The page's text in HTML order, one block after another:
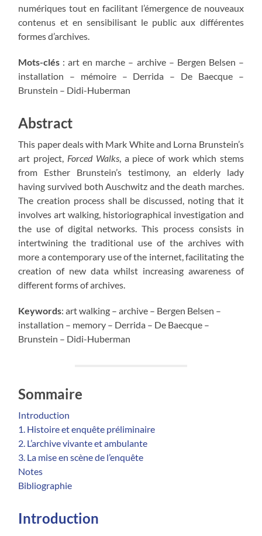
numériques tout en facilitant l’émergence de nouveaux
contenus et en sensibilisant le public aux différentes
formes d’archives.
Mots-clés : art en marche – archive – Bergen Belsen –
installation – mémoire – Derrida – De Baecque –
Brunstein – Didi-Huberman
Abstract
This paper deals with Mark White and Lorna Brunstein’s
art project, Forced Walks, a piece of work which stems
from Esther Brunstein’s testimony, an elderly lady
having survived both Auschwitz and the death marches.
The creation process shall be discussed, noting that it
involves art walking, historiographical investigation and
the use of digital networks. This process consists in
intertwining the traditional use of the archives with
more a contemporary use of the internet, facilitating the
creation of new data whilst increasing awareness of
different forms of archives.
Keywords: art walking – archive – Bergen Belsen –
installation – memory – Derrida – De Baecque –
Brunstein – Didi-Huberman
Sommaire
Introduction
1. Histoire et enquête préliminaire
2. L’archive vivante et ambulante
3. La mise en scène de l’enquête
Notes
Bibliographie
Introduction